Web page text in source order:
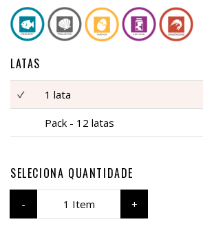
LATAS
1 lata
Pack - 12 latas
SELECIONA QUANTIDADE
1 Item